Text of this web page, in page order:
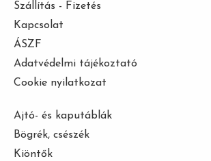
Szállítás - Fizetés
Kapcsolat
ÁSZF
Adatvédelmi tájékoztató
Cookie nyilatkozat
Ajtó- és kaputáblák
Bögrék, csészék
Kiöntők